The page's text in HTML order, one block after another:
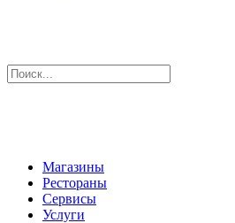
Магазины
Рестораны
Сервисы
Услуги